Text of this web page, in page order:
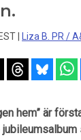
Liza B. PR /
hem” är